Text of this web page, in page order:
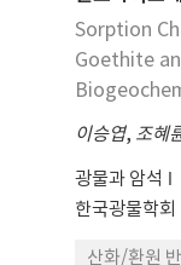
Sorption
Goethite
이승엽, 조혜
광물과 암석
한국광물학회
산화/환원